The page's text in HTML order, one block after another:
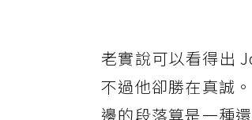
老實說可以看得出
不過他卻勝在真誠
邊的段落算是一種